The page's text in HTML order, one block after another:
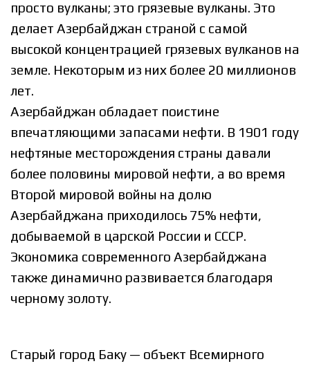
просто вулканы; это грязевые вулканы. Это
делает Азербайджан страной с самой
высокой концентрацией грязевых вулканов на
земле. Некоторым из них более 20 миллионов
лет.
Азербайджан обладает поистине
впечатляющими запасами нефти. В 1901 году
нефтяные месторождения страны давали
более половины мировой нефти, а во время
Второй мировой войны на долю
Азербайджана приходилось 75% нефти,
добываемой в царской России и СССР.
Экономика современного Азербайджана
также динамично развивается благодаря
черному золоту.
Старый город Баку — объект Всемирного